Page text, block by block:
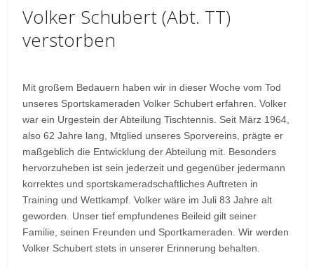
Volker Schubert (Abt. TT)
verstorben
Mit großem Bedauern haben wir in dieser Woche vom Tod
unseres Sportskameraden Volker Schubert erfahren. Volker
war ein Urgestein der Abteilung Tischtennis. Seit März 1964,
also 62 Jahre lang, Mtglied unseres Sporvereins, prägte er
maßgeblich die Entwicklung der Abteilung mit. Besonders
hervorzuheben ist sein jederzeit und gegenüber jedermann
korrektes und sportskameradschaftliches Auftreten in
Training und Wettkampf. Volker wäre im Juli 83 Jahre alt
geworden. Unser tief empfundenes Beileid gilt seiner
Familie, seinen Freunden und Sportkameraden. Wir werden
Volker Schubert stets in unserer Erinnerung behalten.